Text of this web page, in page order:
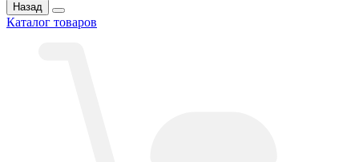
Назад
Каталог товаров